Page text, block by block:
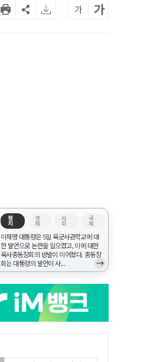
가 가
정
치
경
제
사
회
국
제
이재명 대통령은 5일 육군사관학교에 대
한 발언으로 논란을 일으켰고, 이에 대한
육사총동창회의 반발이 이어졌다. 총동창
회는 대통령의 발언이 사...
→